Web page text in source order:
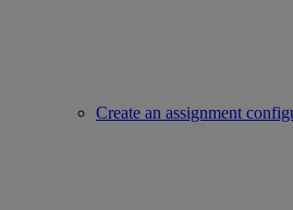
Create an assignment